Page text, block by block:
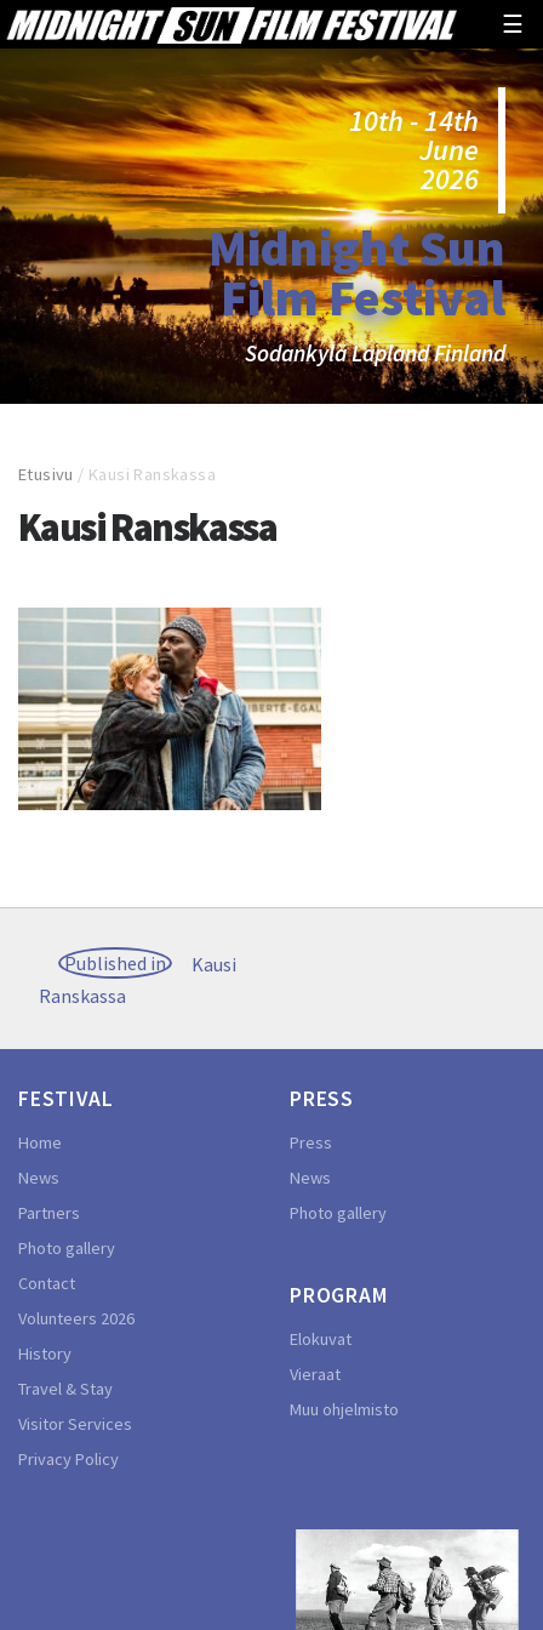
☰
10th - 14th
June
2026
Midnight Sun
Film Festival
Sodankylä Lapland Finland
Etusivu / Kausi Ranskassa
Kausi Ranskassa
Post
navigation
Published in
Kausi
Ranskassa
FESTIVAL
Home
News
Partners
Photo gallery
Contact
Volunteers 2026
History
Travel & Stay
Visitor Services
Privacy Policy
PRESS
Press
News
Photo gallery
PROGRAM
Elokuvat
Vieraat
Muu ohjelmisto